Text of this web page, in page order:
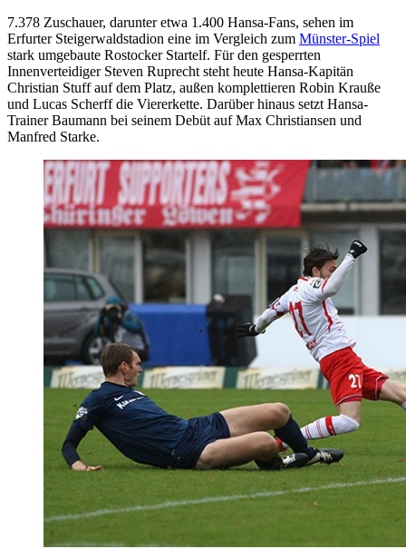
7.378 Zuschauer, darunter etwa 1.400 Hansa-Fans, sehen im
Erfurter Steigerwaldstadion eine im Vergleich zum Münster-Spiel
stark umgebaute Rostocker Startelf. Für den gesperrten
Innenverteidiger Steven Ruprecht steht heute Hansa-Kapitän
Christian Stuff auf dem Platz, außen komplettieren Robin Krauße
und Lucas Scherff die Viererkette. Darüber hinaus setzt Hansa-
Trainer Baumann bei seinem Debüt auf Max Christiansen und
Manfred Starke.